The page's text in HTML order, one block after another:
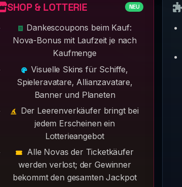
SHOP & LOTTERIE NEU
Dankescoupons beim Kauf:
Nova-Bonus mit Laufzeit je nach
Kaufmenge
Visuelle Skins für Schiffe,
Spieleravatare, Allianzavatare,
Banner und Planeten
Der Leerenverkäufer bringt bei
jedem Erscheinen ein
Lotterieangebot
Alle Novas der Ticketkäufer
werden verlost; der Gewinner
bekommt den gesamten Jackpot